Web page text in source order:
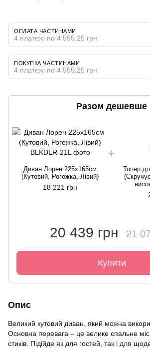
ОПЛАТА ЧАСТИНАМИ
4 платежі по 4 555.25 грн
ПОКУПКА ЧАСТИНАМИ
4 платежі по 4 555.25 грн
Разом дешевше
Диван Лорен 225х165см
(Кутовий, Рогожка, Лівий)
18 221 грн
Топер
20 439 грн 21
Купити
Опис
Великий кутовий диван, який можна
Основна перевага – це велике спальне
стиків. Підійде як для гостей, так і для